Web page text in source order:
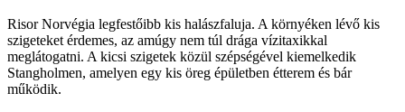
Risor Norvégia legfestőibb kis halászfaluja. A környéken lévő kis
szigeteket érdemes, az amúgy nem túl drága vízitaxikkal
meglátogatni. A kicsi szigetek közül szépségével kiemelkedik
Stangholmen, amelyen egy kis öreg épületben étterem és bár
működik.